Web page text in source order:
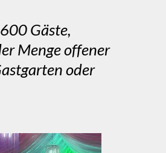
Gäste,
Menge offener
oder